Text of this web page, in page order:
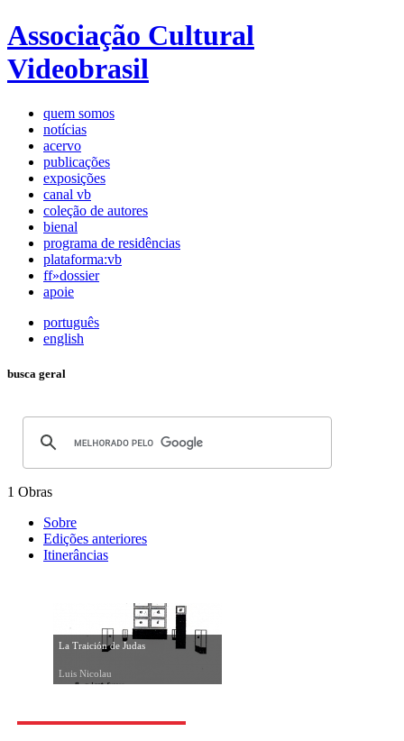
Associação Cultural
Videobrasil
quem somos
notícias
acervo
publicações
exposições
canal vb
coleção de autores
bienal
programa de residências
plataforma:vb
ff»dossier
apoie
português
english
busca geral
1 Obras
Sobre
Edições anteriores
Itinerâncias
La Traición de Judas
Luis Nicolau